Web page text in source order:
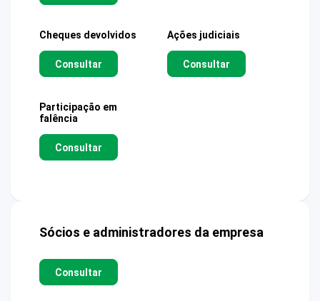
Cheques devolvidos
Consultar
Ações judiciais
Consultar
Participação em
falência
Consultar
Sócios e administradores da empresa
Consultar